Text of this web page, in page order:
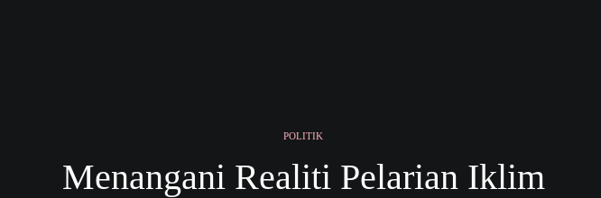
POLITIK
Menangani Realiti Pelarian Iklim